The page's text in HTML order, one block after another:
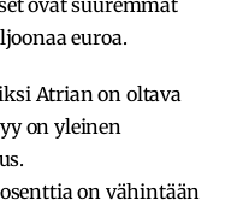
ovat suuremmat
euroa.
Atrian on oltava
on yleinen
on vähintään